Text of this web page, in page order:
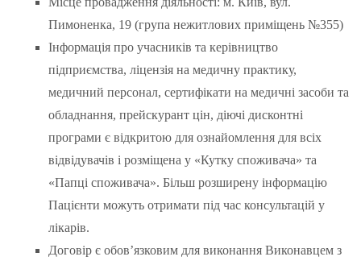
Пимоненка, 19 (група нежитлових приміщень №355)
Інформація про учасників та керівництво
підприємства, ліцензія на медичну практику,
медичний персонал, сертифікати на медичні засоби та
обладнання, прейскурант цін, діючі дисконтні
програми є відкритою для ознайомлення для всіх
відвідувачів і розміщена у «Кутку споживача» та
«Папці споживача». Більш розширену інформацію
Пацієнти можуть отримати під час консультацій у
лікарів.
Договір є обов’язковим для виконання Виконавцем з